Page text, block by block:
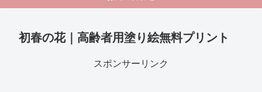
初春の花｜高齢者用塗り絵無料プリント
スポンサーリンク